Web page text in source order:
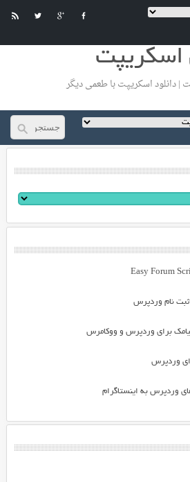
اسکریپت
| دانلود اسکریپت با طعمی دیگر
نام وردپرس
برای وردپرس و ووکامرس
وردپرس
وردپرس به اینستاگرام